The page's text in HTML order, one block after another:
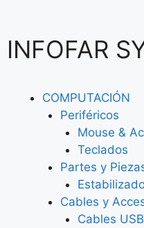
INFOFAR
COMPUTACIÓN
Periféricos
Mouse &
Teclados
Partes y
Cables y
Cables USB